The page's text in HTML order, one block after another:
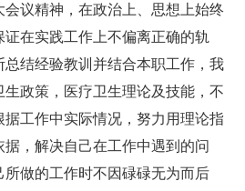
议精神，在政治上、思想上始终
在实践工作上不偏离正确的轨
结经验教训并结合本职工作，我
政策，医疗卫生理论及技能，不
工作中实际情况，努力用理论指
，解决自己在工作中遇到的问
做的工作时不因碌碌无为而后